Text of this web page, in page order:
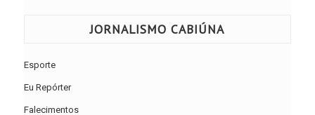
JORNALISMO CABIÚNA
Esporte
Eu Repórter
Falecimentos